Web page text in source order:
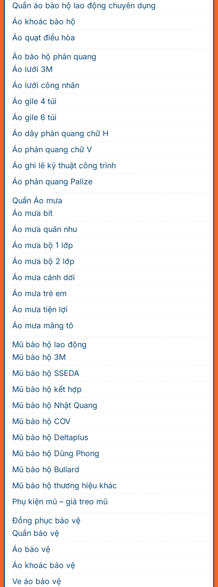
Quần áo bảo hộ lao động chuyên dụng
Áo khoác bảo hộ
Áo quạt điều hòa
Áo bảo hộ phản quang
Áo lưới 3M
Áo lưới công nhân
Áo gile 4 túi
Áo gile 6 túi
Áo dây phản quang chữ H
Áo phản quang chữ V
Áo ghi lê kỹ thuật công trình
Áo phản quang Palize
Quần Áo mưa
Áo mưa bít
Áo mưa quân nhu
Áo mưa bộ 1 lớp
Áo mưa bộ 2 lớp
Áo mưa cánh dơi
Áo mưa trẻ em
Áo mưa tiện lợi
Áo mưa măng tô
Mũ bảo hộ lao động
Mũ bảo hộ 3M
Mũ bảo hộ SSEDA
Mũ bảo hộ kết hợp
Mũ bảo hộ Nhật Quang
Mũ bảo hộ COV
Mũ bảo hộ Deltaplus
Mũ bảo hộ Dũng Phong
Mũ bảo hộ Bullard
Mũ bảo hộ thương hiệu khác
Phụ kiện mũ – giá treo mũ
Đồng phục bảo vệ
Quần bảo vệ
Áo bảo vệ
Áo khoác bảo vệ
Ve áo bảo vệ